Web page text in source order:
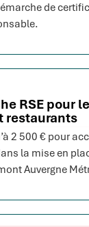
de
RSE pour
restaurants
2 500 € pour
la mise en
Auvergne